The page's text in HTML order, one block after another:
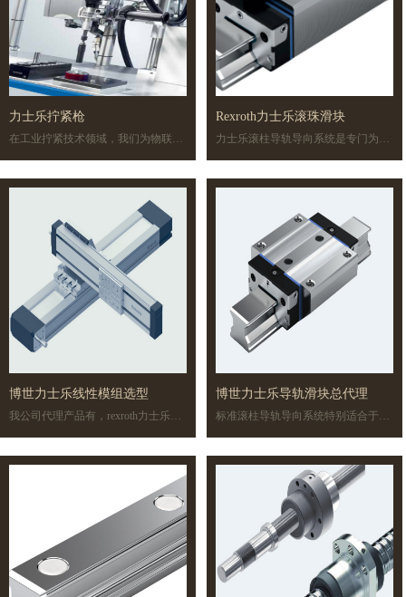
纸或描述进行加工。
力士乐拧紧枪
在工业拧紧技术领域，我们为物联网
户正在成功使用的。举个例子：力士
乐 Nexo 无线拧紧机适用于网络环
境，只需使用其集成的控制器（无需
额外的控制硬件），与上层系统进行
无线通讯。
Rexroth力士乐滚珠滑块
力士乐滚柱导轨导向系统是专门为机
而研制的。这种导向系统具有各种不
承载能力和刚性。
博世力士乐线性模组选型
我公司代理产品有，rexroth力士乐伺
线轴承，线性模组，伺服压机，输送
线，伺服电机，驱动器，控制器及其
成套产品，拧紧枪，液压站等。其经
营产品广泛应用于半导体制造装置
博世力士乐导轨滑块总代理
标准滚柱导轨导向系统特别适合于所
载荷方向上都具有同样的高额定载
荷。也可为特殊的安装、环境和使用
条件购买标准滚柱滑块。宽型滚柱导
轨导向系统为高力矩负荷和极高的刚
性而研发。对于重型机械制造有合适
的重载滚柱导轨导向系统。